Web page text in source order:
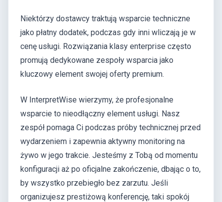
Niektórzy dostawcy traktują wsparcie techniczne
jako płatny dodatek, podczas gdy inni wliczają je w
cenę usługi. Rozwiązania klasy enterprise często
promują dedykowane zespoły wsparcia jako
kluczowy element swojej oferty premium.
W InterpretWise wierzymy, że profesjonalne
wsparcie to nieodłączny element usługi. Nasz
zespół pomaga Ci podczas próby technicznej przed
wydarzeniem i zapewnia aktywny monitoring na
żywo w jego trakcie. Jesteśmy z Tobą od momentu
konfiguracji aż po oficjalne zakończenie, dbając o to,
by wszystko przebiegło bez zarzutu. Jeśli
organizujesz prestiżową konferencję, taki spokój